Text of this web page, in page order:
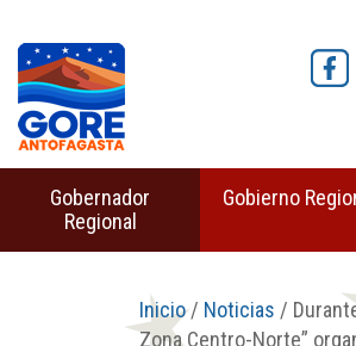
Gobernador
Regional
Gobierno
Inicio/ Noticias /
Zona Centro-Norte”